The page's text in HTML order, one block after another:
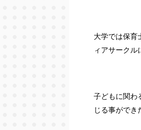
大学では保育
ィアサークル
子どもに関わ
じる事ができ